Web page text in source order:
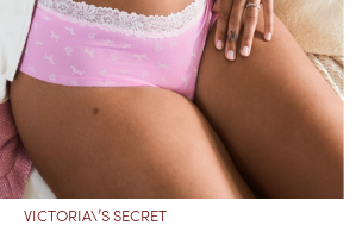
VICTORIA\’S SECRET